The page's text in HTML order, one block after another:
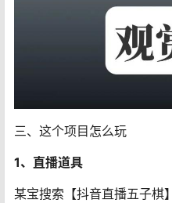
三、这个项目怎么玩
1、直播道具
某宝搜索【抖音直播五子棋